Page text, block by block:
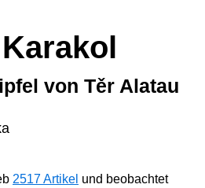
von Těr Alatau
2517 Artikel und beobachtet